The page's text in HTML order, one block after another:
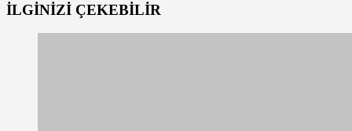
İLGİNİZİ ÇEKEBİLİR